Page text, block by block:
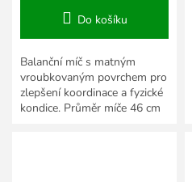
Do košíku
Balanční míč s matným
vroubkovaným povrchem pro
zlepšení koordinace a fyzické
kondice. Průměr míče 46 cm